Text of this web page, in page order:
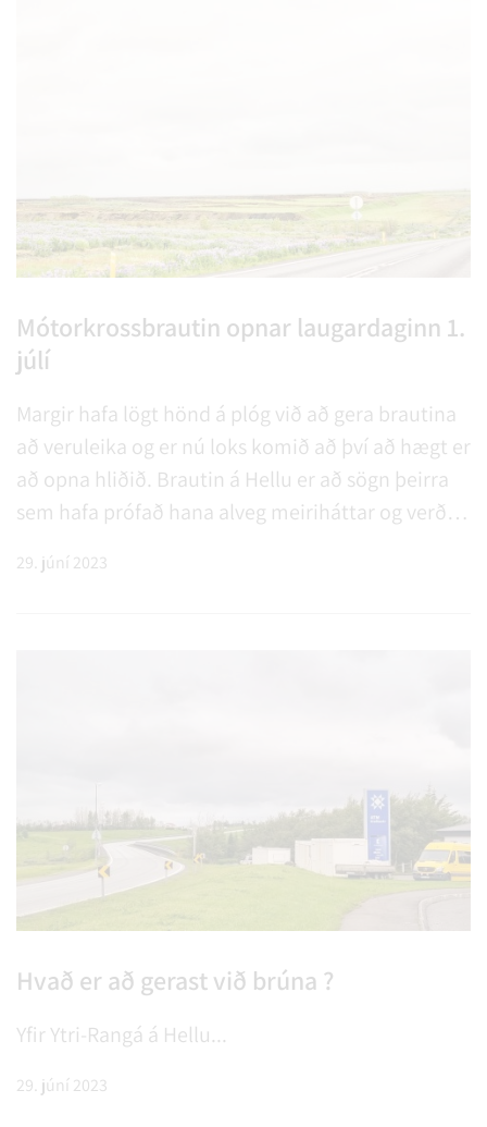
Mótorkrossbrautin opnar laugardaginn 1.
júlí
Margir hafa lögt hönd á plóg við að gera brautina
að veruleika og er nú loks komið að því að hægt er
að opna hliðið. Brautin á Hellu er að sögn þeirra
sem hafa prófað hana alveg meiriháttar og verður
verður að fara hringinn. Einnig eru tvær
29. júní 2023
Hvað er að gerast við brúna ?
Yfir Ytri-Rangá á Hellu...
29. júní 2023